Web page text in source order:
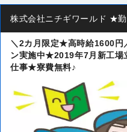
＼2カ月限定★高時給1600円
ン実施中★2019年7月新工場
仕事★寮費無料♪